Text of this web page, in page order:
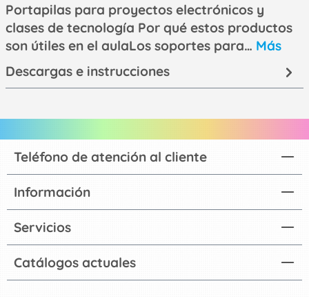
Portapilas para proyectos electrónicos y
clases de tecnología Por qué estos productos
son útiles en el aulaLos soportes para… Más
Descargas e instrucciones
Catálogos actuales
Teléfono de atención al cliente
Información
Servicios